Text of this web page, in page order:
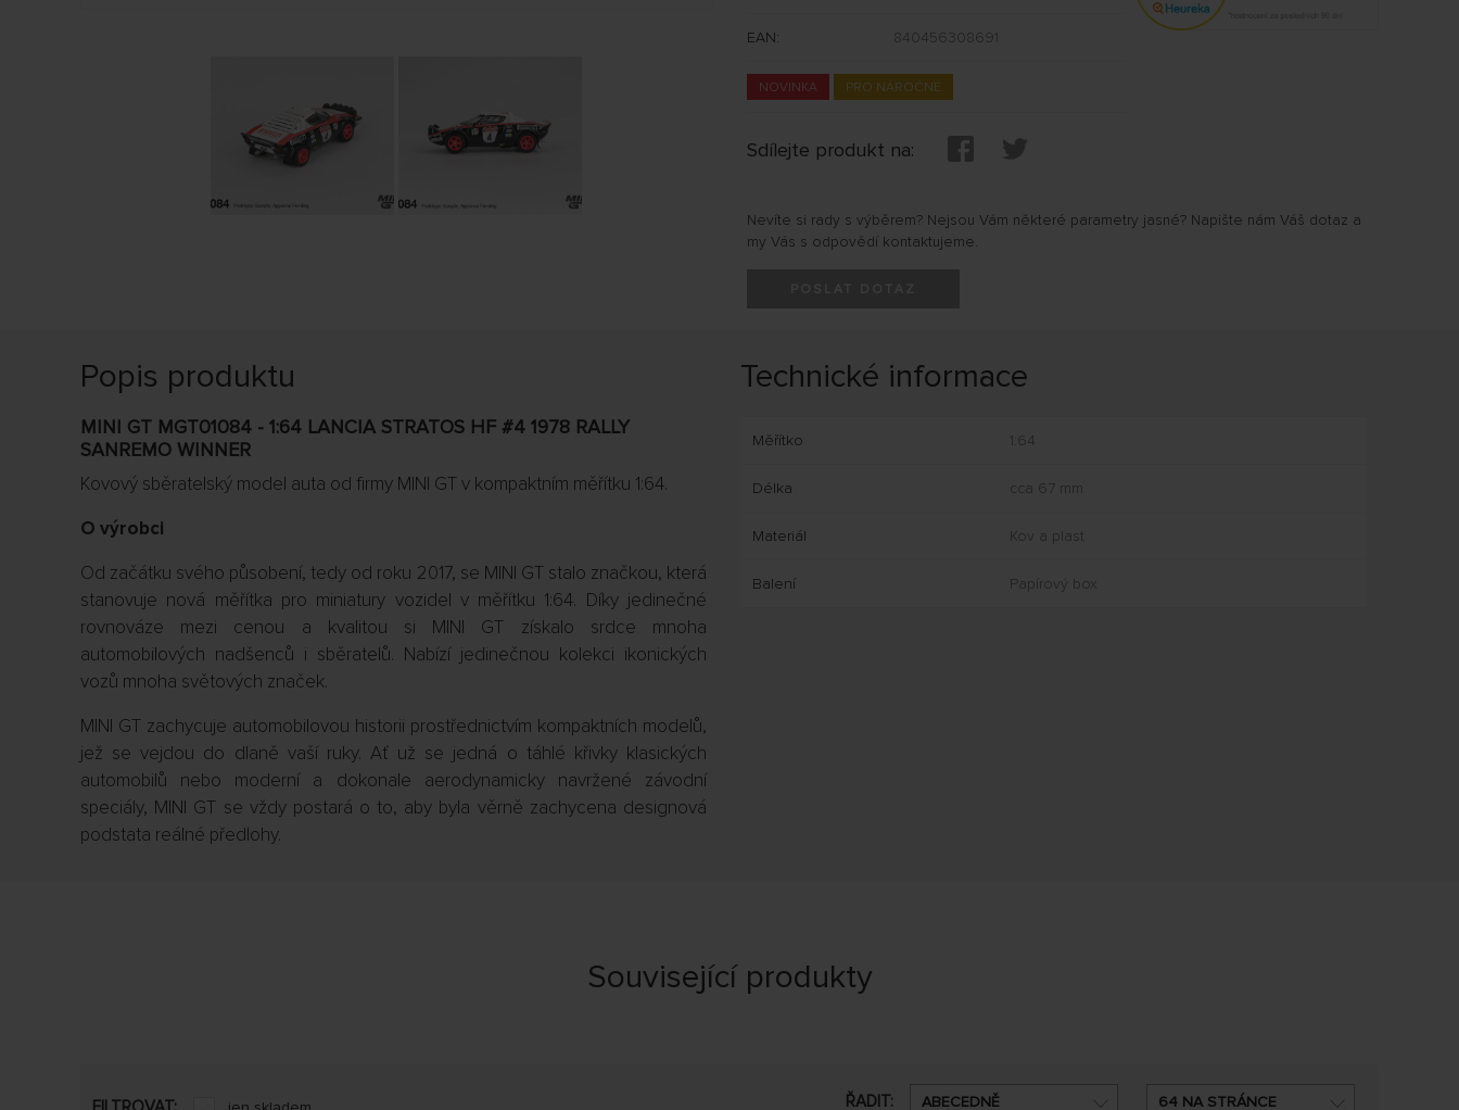
EAN: 840456308691
NOVINKA PRO NÁROČNÉ
Sdílejte produkt na:
Nevíte si rady s výběrem? Nejsou Vám některé parametry jasné? Napište nám Váš dotaz a
my Vás s odpovědí kontaktujeme.
Popis produktu
MINI GT MGT01084 - 1:64 LANCIA STRATOS HF #4 1978 RALLY
SANREMO WINNER
Kovový sběratelský model auta od firmy MINI GT v kompaktním měřítku 1:64.
O výrobci
Od začátku svého působení, tedy od roku 2017, se MINI GT stalo značkou, která
stanovuje nová měřítka pro miniatury vozidel v měřítku 1:64. Díky jedinečné
rovnováze mezi cenou a kvalitou si MINI GT získalo srdce mnoha
automobilových nadšenců i sběratelů. Nabízí jedinečnou kolekci ikonických
vozů mnoha světových značek.
MINI GT zachycuje automobilovou historii prostřednictvím kompaktních modelů,
jež se vejdou do dlaně vaší ruky. Ať už se jedná o táhlé křivky klasických
automobilů nebo moderní a dokonale aerodynamicky navržené závodní
speciály, MINI GT se vždy postará o to, aby byla věrně zachycena designová
podstata reálné předlohy.
Technické informace
Měřítko 1:64
Délka cca 67 mm
Materiál Kov a plast
Balení Papírový box
Související produkty
ŘADIT: ABECEDNĚ 64 NA STRÁNCE